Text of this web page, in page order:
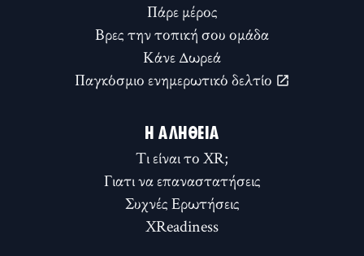
Πάρε μέρος
Βρες την τοπική σου ομάδα
Κάνε Δωρεά
Παγκόσμιο ενημερωτικό δελτίο
Η ΑΛΉΘΕΙΑ
Τι είναι το XR;
Γιατι να επαναστατήσεις
Συχνές Ερωτήσεις
XReadiness